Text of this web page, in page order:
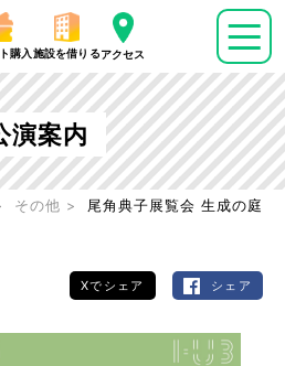
購入 施設を借りるアクセス
演案内
その他 尾角典子展覧会 生成の庭
Xでシェア シェア